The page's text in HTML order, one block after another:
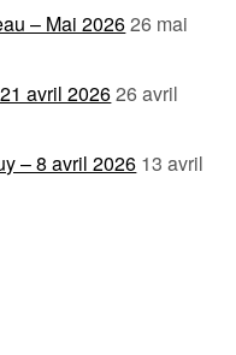
– Mai 202626 mai
avril 202626 avril
– 8 avril 2026 13 avril